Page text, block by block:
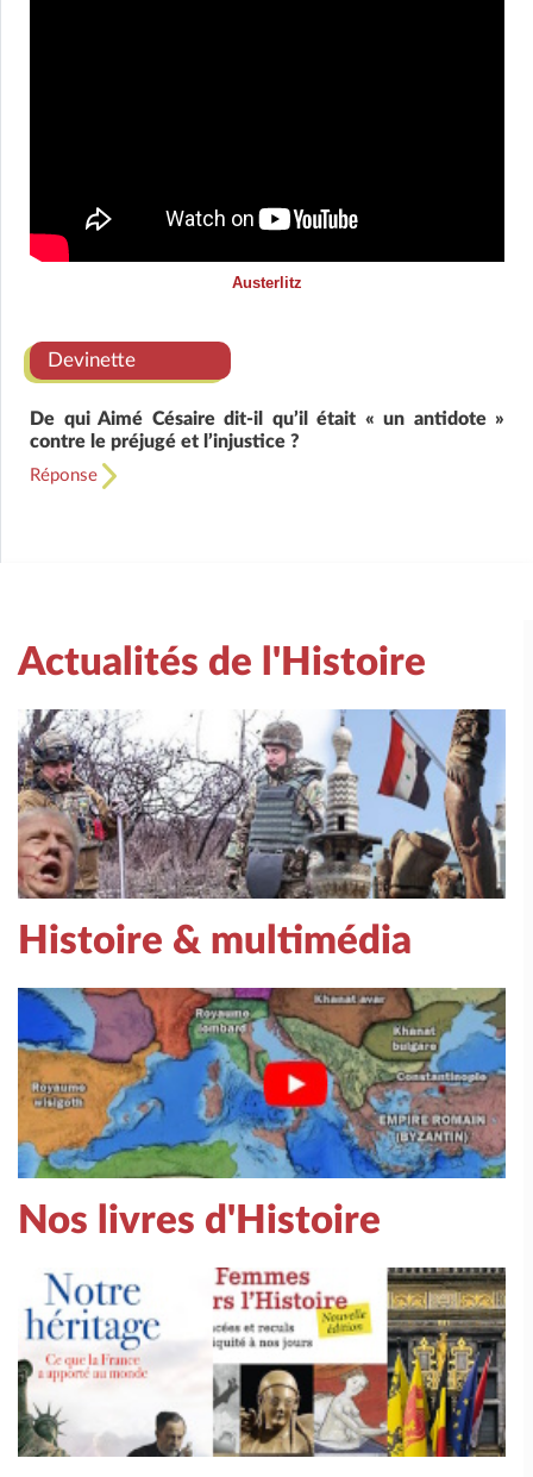
Austerlitz
Devinette
De qui Aimé Césaire dit-il qu’il était « un antidote »
contre le préjugé et l’injustice ?
Réponse
Actualités de l'Histoire
Histoire & multimédia
Nos livres d'Histoire